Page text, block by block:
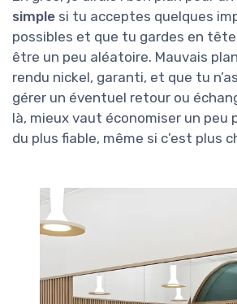
simple si tu acceptes quelques
possibles et que tu gardes en tête
être un peu aléatoire. Mauvais
rendu nickel, garanti, et que tu
gérer un éventuel retour ou
là, mieux vaut économiser un peu
du plus fiable, même si c’est plus